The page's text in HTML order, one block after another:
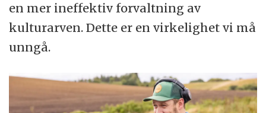
en mer ineffektiv forvaltning av
kulturarven. Dette er en virkelighet vi må
unngå.